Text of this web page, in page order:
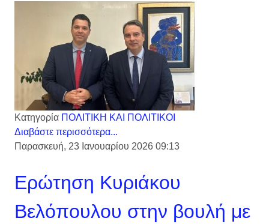
Κατηγορία ΠΟΛΙΤΙΚΗ ΚΑΙ ΠΟΛΙΤΙΚΟΙ
Διαβάστε περισσότερα...
Παρασκευή, 23 Ιανουαρίου 2026 09:13
Ερώτηση Κυριάκου
Βελόπουλου στην βουλή με